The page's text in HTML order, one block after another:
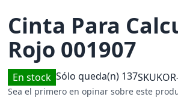
Cinta Para
Rojo 001907
En stock Sólo queda(n) 137SKU
Sea el primero en opinar sobre este